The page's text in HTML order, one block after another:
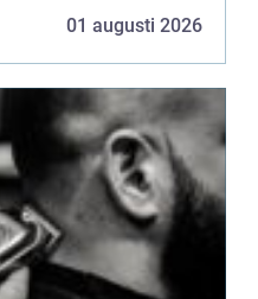
01 augusti 2026